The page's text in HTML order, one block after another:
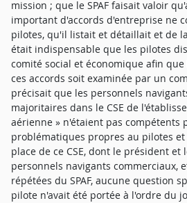
mission ; que le SPAF faisait valoir
important d'accords d'entreprise ne
pilotes, qu'il listait et détaillait et de
était indispensable que les pilotes
comité social et économique afin
ces accords soit examinée par un
précisait que les personnels
majoritaires dans le CSE de
aérienne » n'étaient pas compétents
problématiques propres au pilotes
place de ce CSE, dont le président
personnels navigants commerciaux,
répétées du SPAF, aucune question
pilote n'avait été portée à l'ordre du